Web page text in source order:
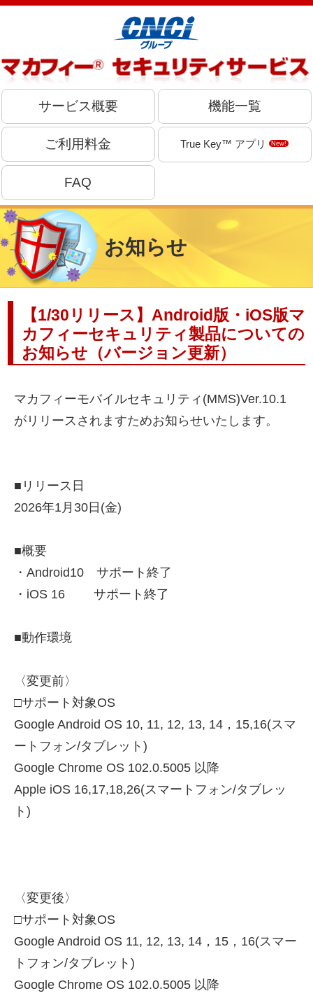
サービス概要 機能一覧
ご利用料金 True Key™ アプリ New!
FAQ
お知らせ
【1/30リリース】Android版・iOS版マ
カフィーセキュリティ製品についての
お知らせ（バージョン更新）
マカフィーモバイルセキュリティ(MMS)Ver.10.1
がリリースされますためお知らせいたします。
■リリース日
2026年1月30日(金)
■概要
・Android10 サポート終了
・iOS 16 サポート終了
■動作環境
〈変更前〉
□サポート対象OS
Google Android OS 10, 11, 12, 13, 14，15,16(スマ
ートフォン/タブレット)
Google Chrome OS 102.0.5005 以降
Apple iOS 16,17,18,26(スマートフォン/タブレッ
ト)
〈変更後〉
□サポート対象OS
Google Android OS 11, 12, 13, 14，15，16(スマー
トフォン/タブレット)
Google Chrome OS 102.0.5005 以降